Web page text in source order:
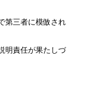
第三者に模倣され
明責任が果たしづ